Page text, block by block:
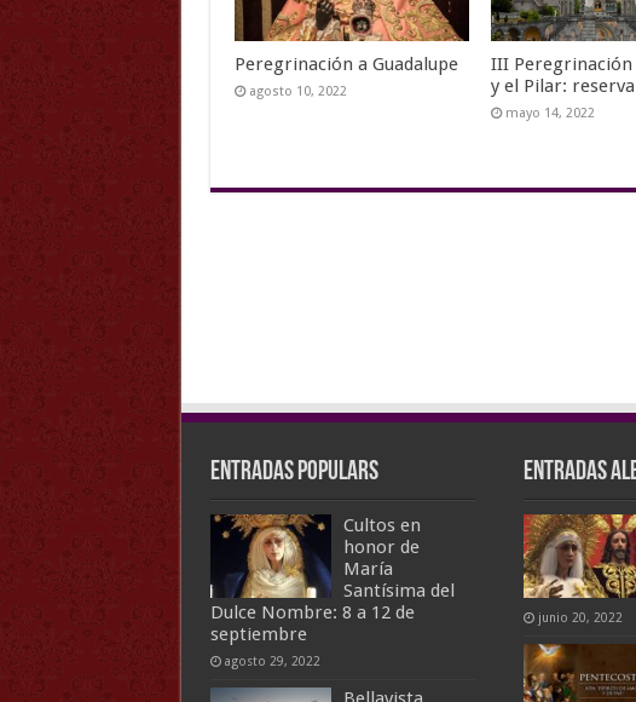
Peregrinación a Guadalupe
agosto 10, 2022
III Peregrinación
y el Pilar:
mayo 14, 2022
Entradas populars
Cultos en
honor de
María
Santísima del
Dulce Nombre: 8 a 12 de
septiembre
agosto 29, 2022
Entradas
junio 20, 2022